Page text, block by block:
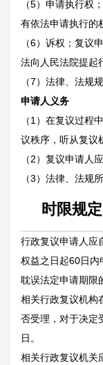
（5）申请执行权
有依法申请执行的
（6）诉权；复议
法向人民法院提起
（7）法律、法规
申请人义务
（1）在复议过程
议秩序，听从复议
（2）复议申请人
（3）法律、法规
时限规定
行政复议申请人应
权益之日起60日内
耽误法定申请期限
相关行政复议机构
否受理，对于决定
日。
相关行政复议机关